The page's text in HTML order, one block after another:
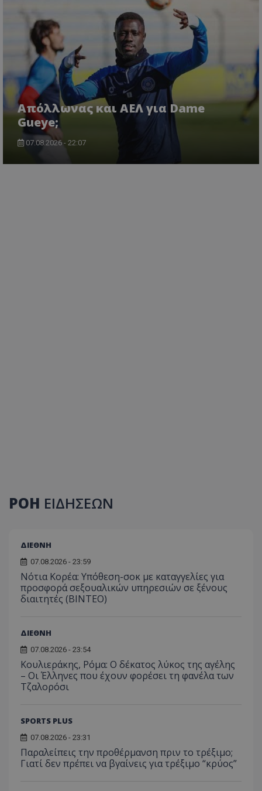
Απόλλωνας και ΑΕΛ για Dame
Gueye;
07.08.2026 - 22:07
ΡΟΗ ΕΙΔΗΣΕΩΝ
ΔΙΕΘΝΗ
07.08.2026 - 23:59
Νότια Κορέα: Υπόθεση-σοκ με καταγγελίες για
προσφορά σεξουαλικών υπηρεσιών σε ξένους
διαιτητές (BINTEO)
ΔΙΕΘΝΗ
07.08.2026 - 23:54
Κουλιεράκης, Ρόμα: Ο δέκατος λύκος της αγέλης
– Οι Έλληνες που έχουν φορέσει τη φανέλα των
Τζαλορόσι
SPORTS PLUS
07.08.2026 - 23:31
Παραλείπεις την προθέρμανση πριν το τρέξιμο;
Γιατί δεν πρέπει να βγαίνεις για τρέξιμο “κρύος”